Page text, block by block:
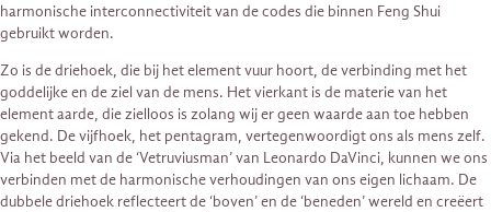
harmonische interconnectiviteit van de codes die binnen Feng Shui
gebruikt worden.
Zo is de driehoek, die bij het element vuur hoort, de verbinding met het
goddelijke en de ziel van de mens. Het vierkant is de materie van het
element aarde, die zielloos is zolang wij er geen waarde aan toe hebben
gekend. De vijfhoek, het pentagram, vertegenwoordigt ons als mens zelf.
Via het beeld van de ‘Vetruviusman’ van Leonardo DaVinci, kunnen we ons
verbinden met de harmonische verhoudingen van ons eigen lichaam. De
dubbele driehoek reflecteert de ‘boven’ en de ‘beneden’ wereld en creëert